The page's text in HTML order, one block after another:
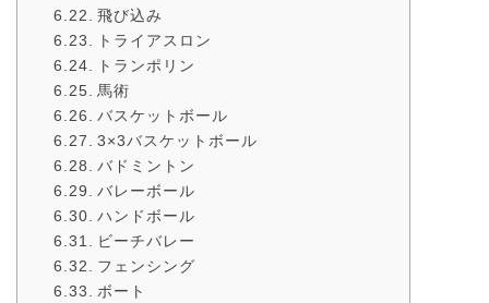
飛び込み
トライアスロン
トランポリン
馬術
バスケットボール
3×3バスケットボール
バドミントン
バレーボール
ハンドボール
ビーチバレー
フェンシング
ボート